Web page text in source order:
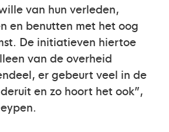
van hun verleden,
en benutten met het oog
De initiatieven hiertoe
van de overheid
er gebeurt veel in de
en zo hoort het ook”,